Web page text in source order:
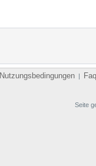
Nutzungsbedingungen | Faq
Seite